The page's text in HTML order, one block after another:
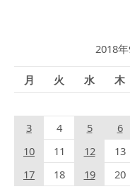
2018年
月 火 水 木
3
4 5 6
10
11 12 13
17
18 19 20